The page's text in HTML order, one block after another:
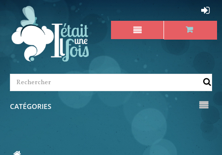
CATÉGORIES